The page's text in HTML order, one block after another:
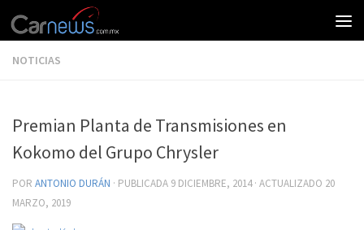
NOTICIAS
Premian Planta de Transmisiones en
Kokomo del Grupo Chrysler
POR ANTONIO DURÁN · PUBLICADA 9 DICIEMBRE, 2014· ACTUALIZADO 20
MARZO, 2019